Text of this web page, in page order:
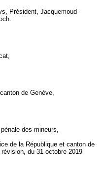
Président, Jacquemoud-
de Genève,
des mineurs,
de la République et canton de
du 31 octobre 2019